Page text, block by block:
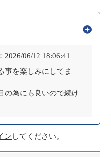
06/12 18:06:41
事を楽しみにしてま
の為にも良いので続け
ン してください。